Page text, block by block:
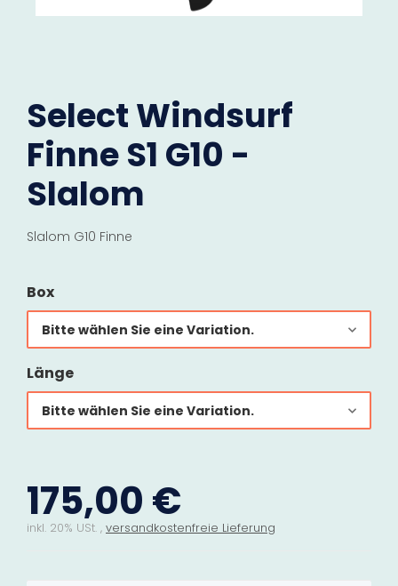
Select Windsurf
Finne S1 G10 -
Slalom
Slalom G10 Finne
Box
Bitte wählen Sie eine Variation.
Länge
Bitte wählen Sie eine Variation.
175,00 €
inkl. 20% USt. , versandkostenfreie Lieferung